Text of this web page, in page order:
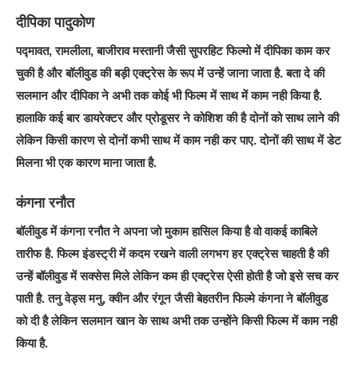
दीपिका पादुकोण
पद्मावत, रामलीला, बाजीराव मस्तानी जैसी सुपरहिट फिल्मो में दीपिका काम कर
चुकी है और बॉलीवुड की बड़ी एक्ट्रेस के रूप में उन्हें जाना जाता है. बता दे की
सलमान और दीपिका ने अभी तक कोई भी फिल्म में साथ में काम नही किया है.
हालाकि कई बार डायरेक्टर और प्रोडूसर ने कोशिश की है दोनों को साथ लाने की
लेकिन किसी कारण से दोनों कभी साथ में काम नही कर पाए. दोनों की साथ में डेट
मिलना भी एक कारण माना जाता है.
कंगना रनौत
बॉलीवुड में कंगना रनौत ने अपना जो मुकाम हासिल किया है वो वाकई काबिले
तारीफ है. फिल्म इंडस्ट्री में कदम रखने वाली लगभग हर एक्ट्रेस चाहती है की
उन्हें बॉलीवुड में सक्सेस मिले लेकिन कम ही एक्ट्रेस ऐसी होती है जो इसे सच कर
पाती है. तनु वेड्स मनु, क्वीन और रंगून जैसी बेहतरीन फिल्मे कंगना ने बॉलीवुड
को दी है लेकिन सलमान खान के साथ अभी तक उन्होंने किसी फिल्म में काम नही
किया है.